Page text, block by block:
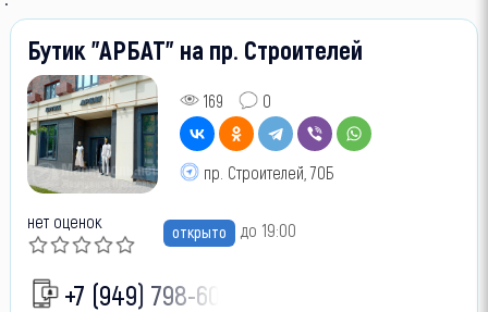
Бутик "АРБАТ" на пр. Строителей
169 0
пр. Строителей, 70Б
нет оценок открыто до 19:00
+7 (949) 798-60-